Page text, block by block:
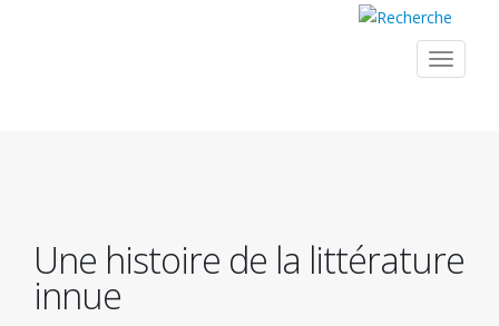
Toggle
Une histoire de la littérature
innue